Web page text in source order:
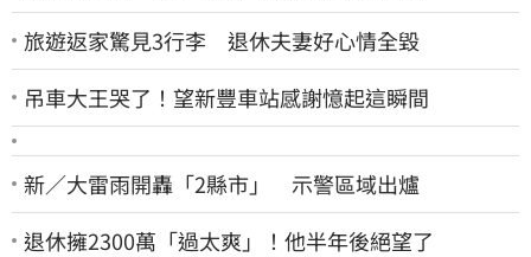
旅遊返家驚見3行李 退休夫妻好心情全毀
吊車大王哭了！望新豐車站感謝憶起這瞬間
新／大雷雨開轟「2縣市」 示警區域出爐
退休擁2300萬「過太爽」！他半年後絕望了